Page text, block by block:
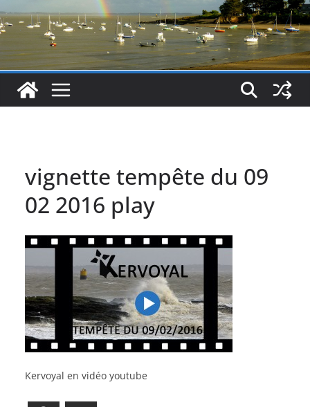
vignette tempête du 09
02 2016 play
Kervoyal en vidéo youtube